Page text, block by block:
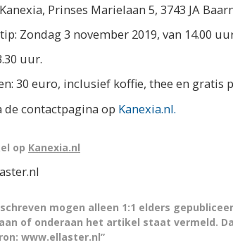
Prinses Marielaan 5, 3743 JA
Zondag 3 november 2019, van 14.00
uur.
30 euro, inclusief koffie, thee en gratis
de contactpagina op Kanexia.nl.
op Kanexia.nl
mogen alleen 1:1 elders
of onderaan het artikel staat vermeld.
www.ellaster.nl”